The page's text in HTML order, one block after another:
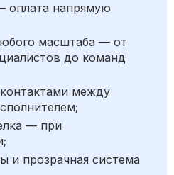
оплата напрямую
масштаба — от
до команд
между
— при
и прозрачная система